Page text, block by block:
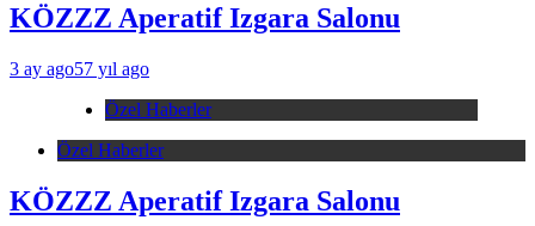
KÖZZZ Aperatif Izgara Salonu
3 ay ago57 yıl ago
Özel Haberler
Özel Haberler
KÖZZZ Aperatif Izgara Salonu